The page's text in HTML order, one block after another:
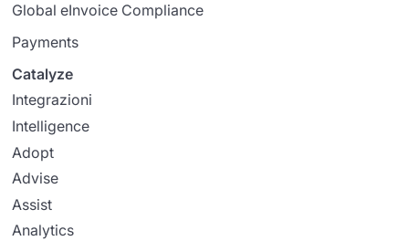
Global eInvoice Compliance
Payments
Catalyze
Integrazioni
Intelligence
Adopt
Advise
Assist
Analytics